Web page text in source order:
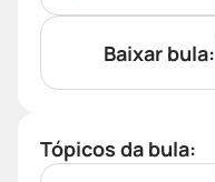
Baixar bula:
Tópicos da bula: